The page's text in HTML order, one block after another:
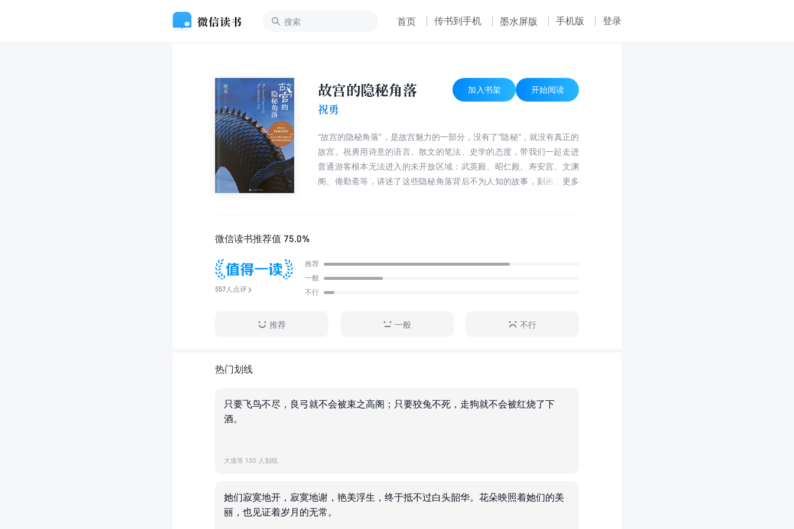
首页 传书到手机 墨水屏版 手机版 登录
故宫的隐秘角落
祝勇
加入书架 开始阅读
“故宫的隐秘角落”，是故宫魅力的一部分，没有了“隐秘”，就没有真正的
故宫。祝勇用诗意的语言、散文的笔法、史学的态度，带我们一起走进
普通游客根本无法进入的未开放区域：武英殿、昭仁殿、寿安宫、文渊
阁、倦勤斋等，讲述了这些隐秘角落背后不为人知的故事，刻画了在紫
微信读书推荐值 75.0%
557人点评
推荐
一般
不行
推荐 一般 不行
热门划线
只要飞鸟不尽，良弓就不会被束之高阁；只要狡兔不死，走狗就不会被红烧了下
酒。
大道等 130 人划线
她们寂寞地开，寂寞地谢，艳美浮生，终于抵不过白头韶华。花朵映照着她们的美
丽，也见证着岁月的无常。